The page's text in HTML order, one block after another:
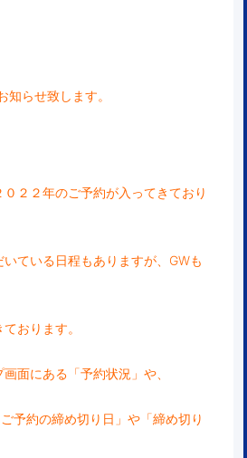
知らせ致します。
２２年のご予約が入ってきており
ている日程もありますが、GWも
おります。
面にある「予約状況」や、
予約の締め切り日」や「締め切り